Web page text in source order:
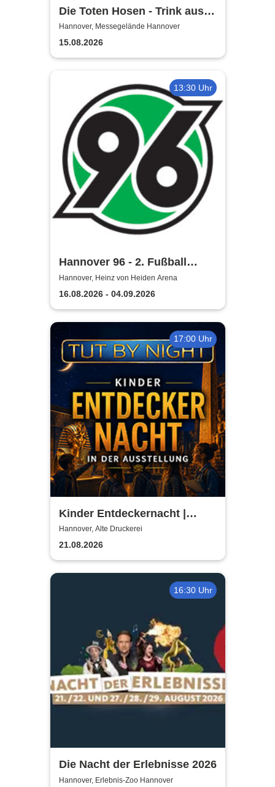
Die Toten Hosen - Trink aus!
Wir müssen gehen - Tour
2026
Hannover, Messegelände Hannover
15.08.2026
13:30 Uhr
Hannover 96 - 2. Fußball
Bundesliga Saison 2026/27
Hannover, Heinz von Heiden Arena
16.08.2026 - 04.09.2026
17:00 Uhr
Kinder Entdeckernacht |
TUTANCHAMUN | Hannover -
Ein Immersives Abenteuer
Hannover, Alte Druckerei
21.08.2026
16:30 Uhr
Die Nacht der Erlebnisse 2026
Hannover, Erlebnis-Zoo Hannover